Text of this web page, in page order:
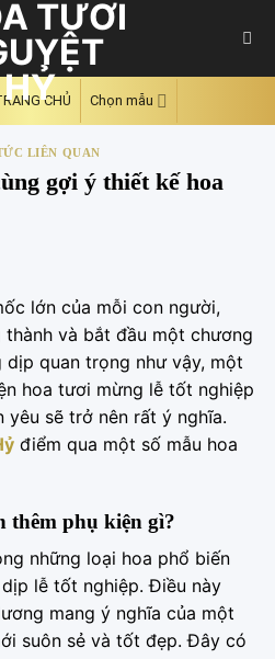
CHỦ Chọn mẫu
LIÊN QUAN
gợi ý thiết kế hoa
lớn của mỗi con người,
và bắt đầu một chương
quan trọng như vậy, một
hoa tươi mừng lễ tốt nghiệp
yêu sẽ trở nên rất ý nghĩa.
điểm qua một số mẫu hoa
thêm phụ kiện gì?
những loại hoa phổ biến
lễ tốt nghiệp. Điều này
mang ý nghĩa của một
suôn sẻ và tốt đẹp. Đây có